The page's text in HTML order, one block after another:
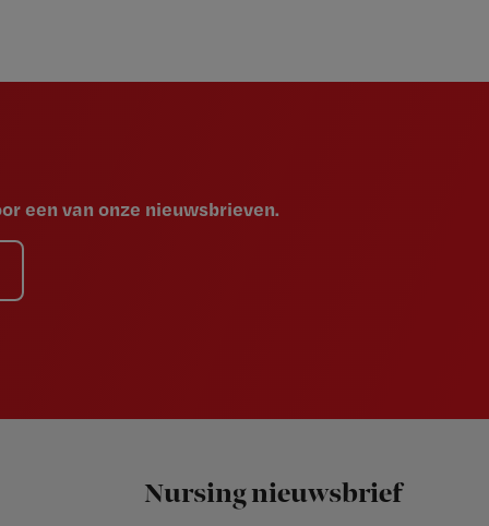
een van onze nieuwsbrieven.
Nursing nieuwsbrief